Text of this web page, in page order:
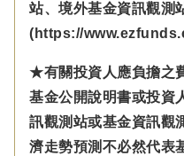
站、境外基金資訊觀測
(https://
★有關投資人應負擔之
基金公開說明書或投資
訊觀測站或基金資訊觀
濟走勢預測不必然代表